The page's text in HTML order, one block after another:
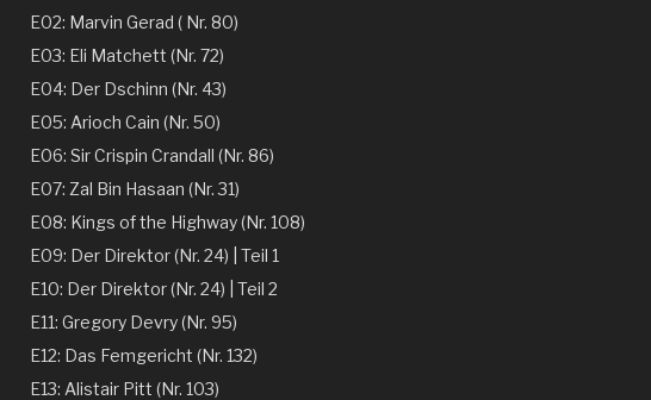
E02: Marvin Gerad ( Nr. 80)
E03: Eli Matchett (Nr. 72)
E04: Der Dschinn (Nr. 43)
E05: Arioch Cain (Nr. 50)
E06: Sir Crispin Crandall (Nr. 86)
E07: Zal Bin Hasaan (Nr. 31)
E08: Kings of the Highway (Nr. 108)
E09: Der Direktor (Nr. 24) | Teil 1
E10: Der Direktor (Nr. 24) | Teil 2
E11: Gregory Devry (Nr. 95)
E12: Das Femgericht (Nr. 132)
E13: Alistair Pitt (Nr. 103)